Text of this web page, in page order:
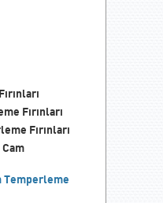
Fırınları
Fırınları
Temperleme